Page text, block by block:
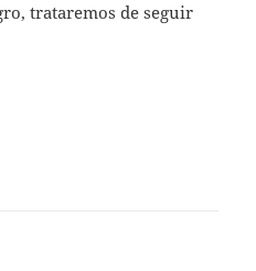
trataremos de seguir